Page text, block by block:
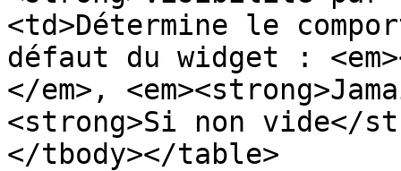
<td>Détermine le
défaut du widget :
</em>,
<strong>Si non vide</
</tbody></table>